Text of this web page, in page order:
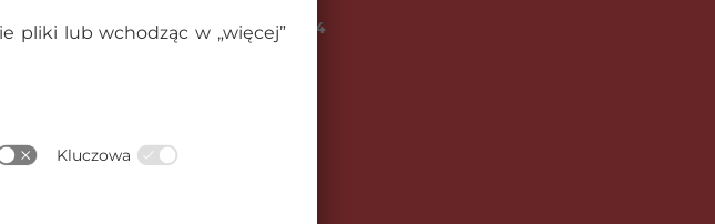
Waga opakowania zbiorczego (kg):
0.64
5900511230475